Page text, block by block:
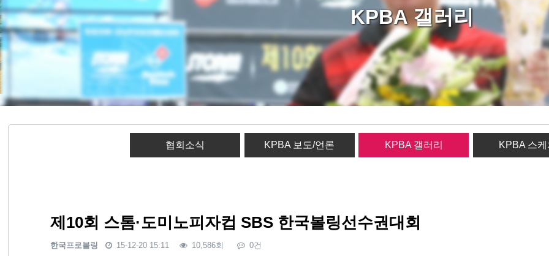
KPBA 갤러리
협회소식 KPBA 보도/언론 KPBA 갤러리 KPBA 스
제10회 스톰·도미노피자컵 SBS 한국볼링선수권대회
한국프로볼링 15-12-20 15:11 10,586회 0건